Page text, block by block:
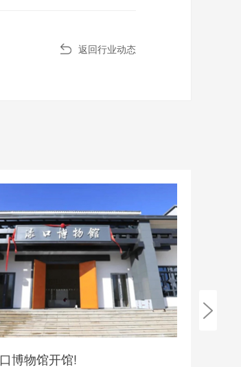
返回行业动态
将建达芬奇科普展览馆